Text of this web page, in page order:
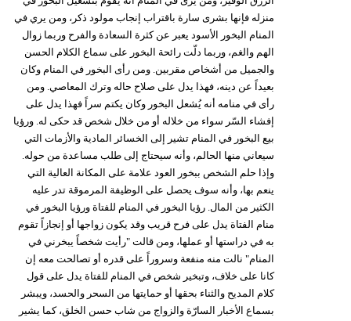
منزله فإنها بشرى سارة باقتراب إنجاب مولود ذكر، ومن يري في
المنام البخور الأسود يعبر عن كثرة السعادة والفرح وربما زوال
الهم والغم، وربما دلّت رائحة البخور على سماع الكلام الحسن
والجميل من أشخاص مقربين. ومن رأى البخور في المنام وكان
بعيداً عن دينه، فهذا يدل على صلاح حاله وترك المعاصي. ومن
رأى في منامه أنه يُشعل البخور وكان يكتم سراً فهذا يدل على
إفشاء السّر سواء من خلاله أو من خلال شخص قد حكى له. ورؤيا
بيع البخور في المنام تشير إلى الخسائر المادية والأزمات التي
سيعاني منها الحالم، وأنه سيحتاج إلى طلب مساعدة من حوله.
وإذا حلم الشخص ببخور العود علامة على المكانة العالية التي
ينعم بها، وأنه سوف يحصل على الوظيفة المرموقة تدر عليه
الكثير من المال. رؤيا البخور في المنام للفتاة ورؤيا البخور في
منام الفتاة يدل على فرح قريب وقد يكون زواجها أو إنجازاً تقوم
به في دراستها أو عملها، ومن قالت "رأيت شخصاً يبخرني في
المنام" نالت منه منفعة وسروراً على قدره أو تصالحت معه إن
كانا على خلاف، وتبخير شخص في المنام للفتاة يدل على قول
كلام المديح والثناء بحقها أو حمايتها من السحر والحسد، ويبشر
بسماع الأخبار السارّة والزواج من شاب حسن الخلق، كما يشير